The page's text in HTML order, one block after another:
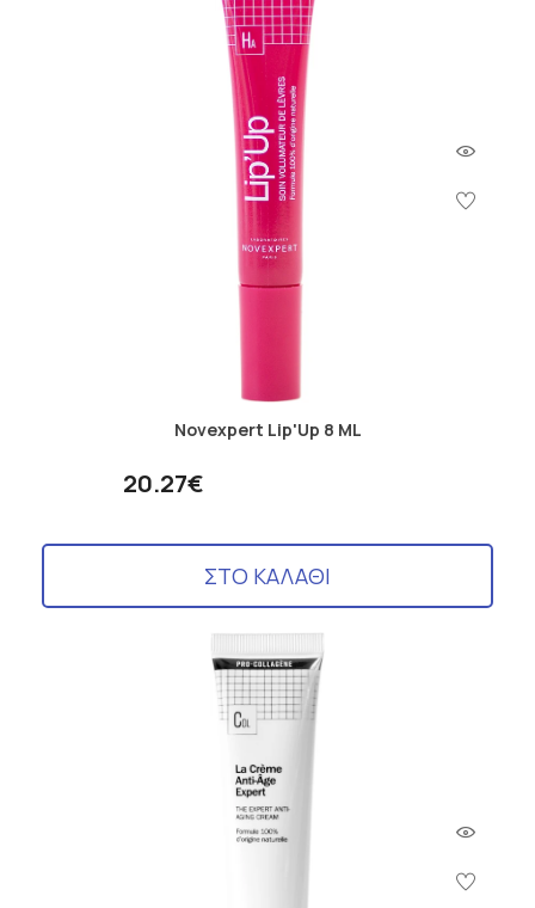
Novexpert Lip'Up 8 ML
20.27€
ΣΤΟ ΚΑΛΑΘΙ